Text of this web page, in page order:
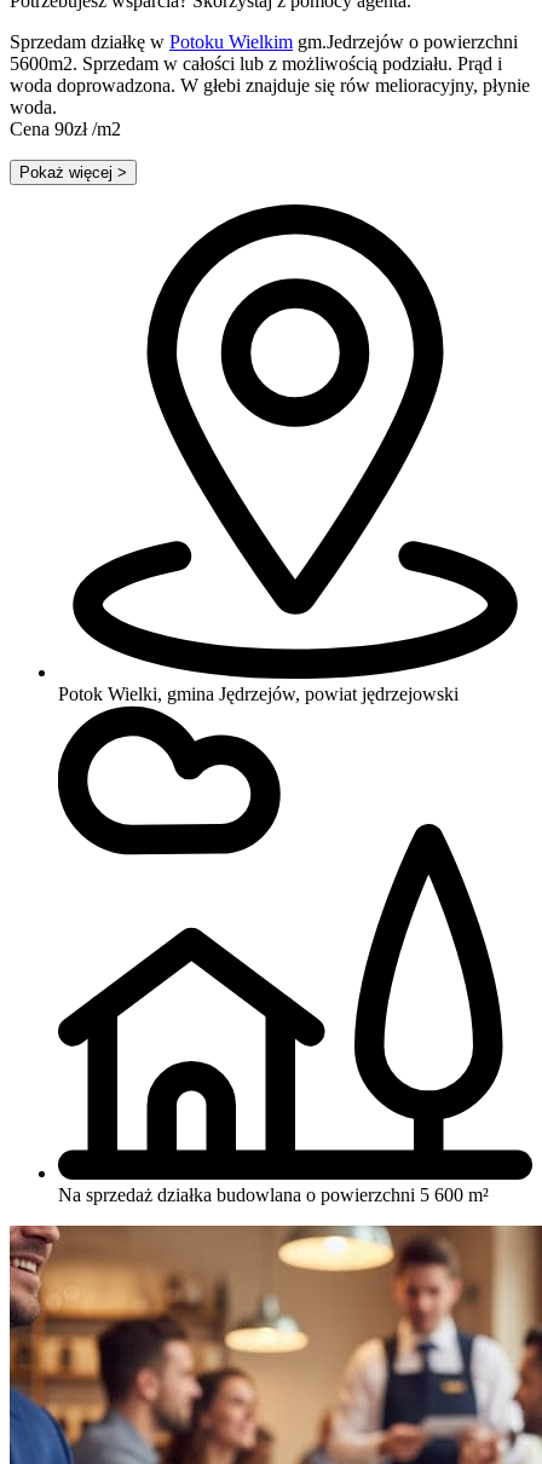
Sprzedam działkę w Potoku Wielkim gm.Jedrzejów o powierzchni
5600m2. Sprzedam w całości lub z możliwością podziału. Prąd i
woda doprowadzona. W głebi znajduje się rów melioracyjny, płynie
woda.
Cena 90zł /m2
Pokaż więcej >
Potok Wielki, gmina Jędrzejów, powiat jędrzejowski
Na sprzedaż działka budowlana o powierzchni 5 600 m²